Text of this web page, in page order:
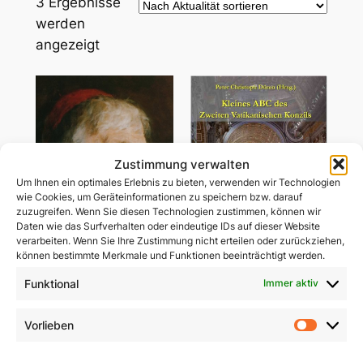
Zustimmung verwalten
Um Ihnen ein optimales Erlebnis zu bieten, verwenden wir Technologien
wie Cookies, um Geräteinformationen zu speichern bzw. darauf
zuzugreifen. Wenn Sie diesen Technologien zustimmen, können wir
Daten wie das Surfverhalten oder eindeutige IDs auf dieser Website
verarbeiten. Wenn Sie Ihre Zustimmung nicht erteilen oder zurückziehen,
können bestimmte Merkmale und Funktionen beeinträchtigt werden.
Funktional Immer aktiv
Vorlieben
werden
angezeigtNach
sortiert
John Henry Newman
Zweiten Vatikanischen